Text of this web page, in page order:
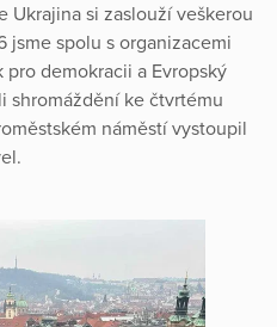
Ukrajina si zaslouží veškerou
jsme spolu s organizacemi
demokracii a Evropský
shromáždění ke čtvrtému
náměstí vystoupil